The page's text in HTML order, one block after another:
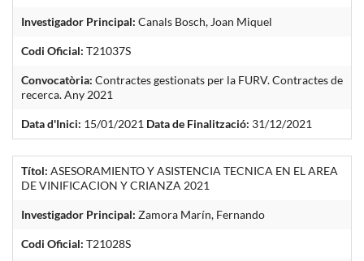
Investigador Principal: Canals Bosch, Joan Miquel
Codi Oficial: T21037S
Convocatòria: Contractes gestionats per la FURV. Contractes de
recerca. Any 2021
Data d'Inici: 15/01/2021 Data de Finalització: 31/12/2021
Títol: ASESORAMIENTO Y ASISTENCIA TECNICA EN EL AREA
DE VINIFICACION Y CRIANZA 2021
Investigador Principal: Zamora Marín, Fernando
Codi Oficial: T21028S